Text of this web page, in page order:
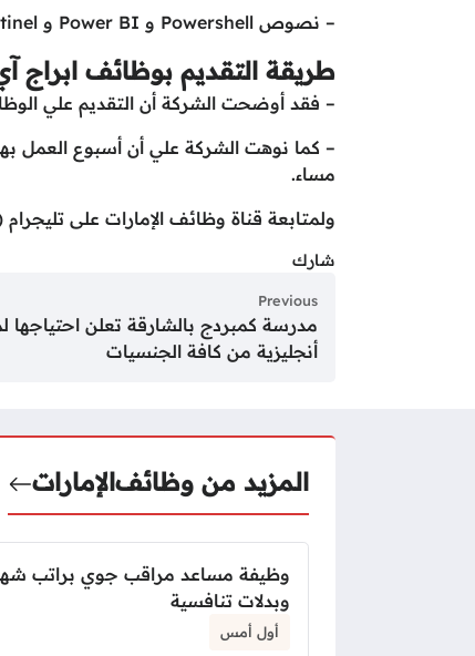
– نصوص Powershell و Power BI و Sentinel
طريقة التقديم بوظائف
– فقد أوضحت الشركة أن التقديم علي
– كما نوهت الشركة علي أن أسبوع العمل
مساء.
ولمتابعة قناة وظائف الإمارات على تليجرام
شارك
Previous
مدرسة كمبردج بالشارقة تعلن
أنجليزية من كافة الجنسيات
المزيد من وظائفالإمارات
وظيفة مساعد مراقب جوي براتب
وبدلات تنافسية
أول أمس